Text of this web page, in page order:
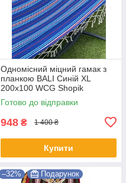
Одномісний міцний гамак з
планкою BALI Синій XL
200х100 WCG Shopik
Готово до відправки
948 ₴ 1 400 ₴
Купити
–32% Подарунок